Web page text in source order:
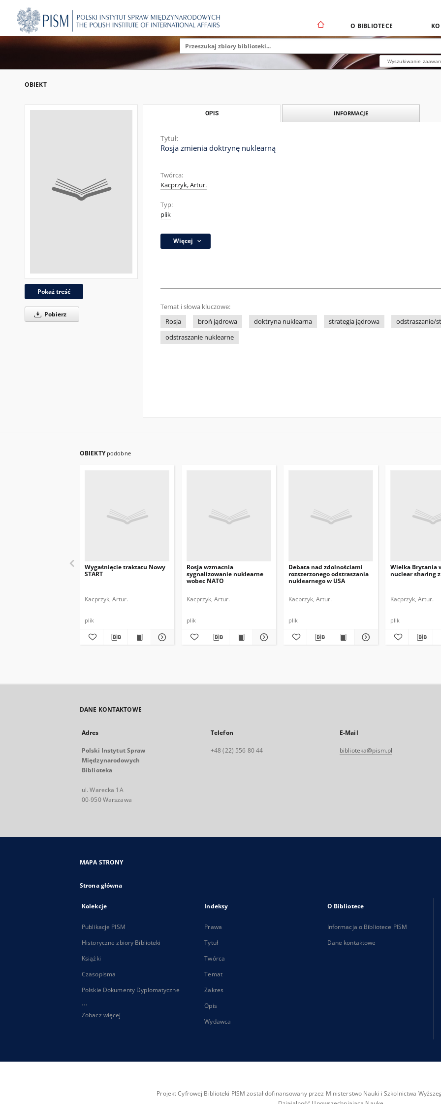
O BIBLIOTECE
Wyszukiwanie
OBIEKT
Pokaż treść
Pobierz
OPIS INFORMACJE
Tytuł:
Rosja zmienia doktrynę nuklearną
Twórca:
Kacprzyk, Artur.
Typ:
plik
Więcej
Temat i słowa kluczowe:
Rosja
broń jądrowa doktryna nuklearna strategia jądrowa
odstraszanie/
odstraszanie nuklearne
OBIEKTY podobne
Wygaśnięcie traktatu Nowy
START
Kacprzyk, Artur.
plik
Rosja wzmacnia
sygnalizowanie nuklearne
wobec NATO
Kacprzyk, Artur.
plik
Debata nad zdolnościami
rozszerzonego odstraszania
nuklearnego w USA
Kacprzyk, Artur.
plik
Wielka Brytania
nuclear sharing z
Kacprzyk, Artur.
plik
DANE KONTAKTOWE
Adres
Polski Instytut Spraw
Międzynarodowych
Biblioteka
ul. Warecka 1A
00-950 Warszawa
Telefon
+48 (22) 556 80 44
E-Mail
biblioteka@pism.pl
MAPA STRONY
Strona główna
Kolekcje
Publikacje PISM
Historyczne zbiory Biblioteki
Książki
Czasopisma
Polskie Dokumenty Dyplomatyczne
...
Zobacz więcej
Indeksy
Prawa
Tytuł
Twórca
Temat
Zakres
Opis
Wydawca
O Bibliotece
Informacja o Bibliotece PISM
Dane kontaktowe
Projekt Cyfrowej Biblioteki PISM został dofinansowany przez Ministerstwo Nauki i Szkolnictwa